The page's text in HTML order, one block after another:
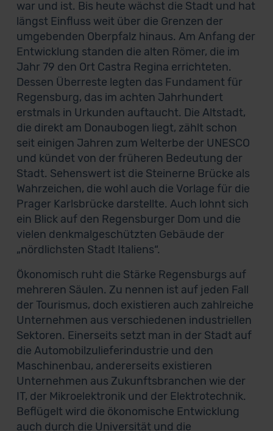
war und ist. Bis heute wächst die Stadt und hat
längst Einfluss weit über die Grenzen der
umgebenden Oberpfalz hinaus. Am Anfang der
Entwicklung standen die alten Römer, die im
Jahr 79 den Ort Castra Regina errichteten.
Dessen Überreste legten das Fundament für
Regensburg, das im achten Jahrhundert
erstmals in Urkunden auftaucht. Die Altstadt,
die direkt am Donaubogen liegt, zählt schon
seit einigen Jahren zum Welterbe der UNESCO
und kündet von der früheren Bedeutung der
Stadt. Sehenswert ist die Steinerne Brücke als
Wahrzeichen, die wohl auch die Vorlage für die
Prager Karlsbrücke darstellte. Auch lohnt sich
ein Blick auf den Regensburger Dom und die
vielen denkmalgeschützten Gebäude der
„nördlichsten Stadt Italiens“.
Ökonomisch ruht die Stärke Regensburgs auf
mehreren Säulen. Zu nennen ist auf jeden Fall
der Tourismus, doch existieren auch zahlreiche
Unternehmen aus verschiedenen industriellen
Sektoren. Einerseits setzt man in der Stadt auf
die Automobilzulieferindustrie und den
Maschinenbau, andererseits existieren
Unternehmen aus Zukunftsbranchen wie der
IT, der Mikroelektronik und der Elektrotechnik.
Beflügelt wird die ökonomische Entwicklung
auch durch die Universität und die